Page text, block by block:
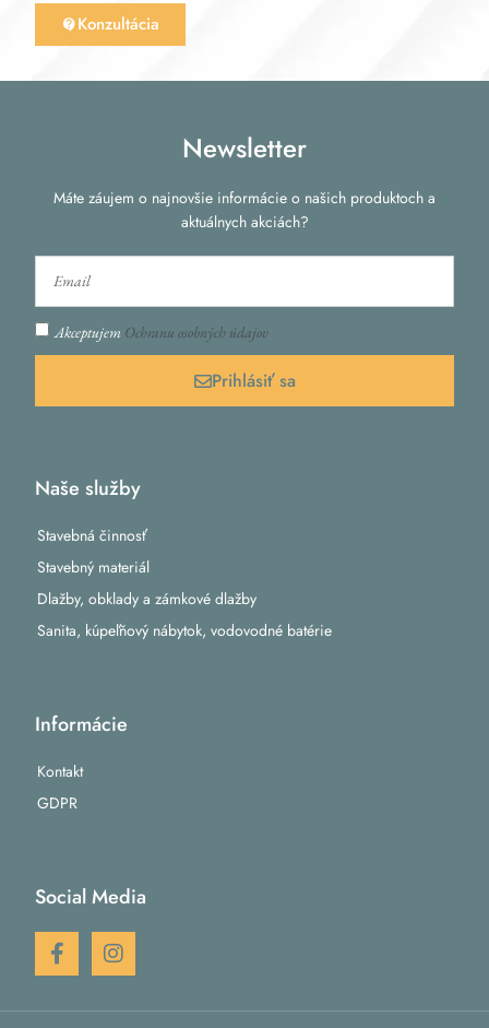
Konzultácia
Newsletter
Máte záujem o najnovšie informácie o našich produktoch a
aktuálnych akciách?
Akceptujem Ochranu osobných údajov
Prihlásiť sa
Naše služby
Stavebná činnosť
Stavebný materiál
Dlažby, obklady a zámkové dlažby
Sanita, kúpeľňový nábytok, vodovodné batérie
Informácie
Kontakt
GDPR
Social Media